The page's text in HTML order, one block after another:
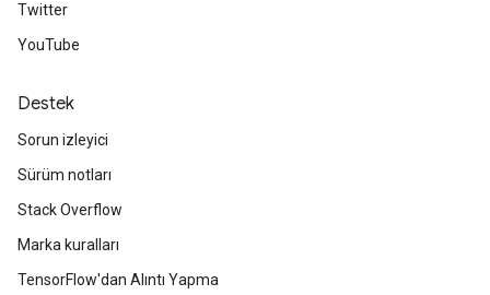
Twitter
YouTube
Destek
Sorun izleyici
Sürüm notları
Stack Overflow
Marka kuralları
TensorFlow'dan Alıntı Yapma